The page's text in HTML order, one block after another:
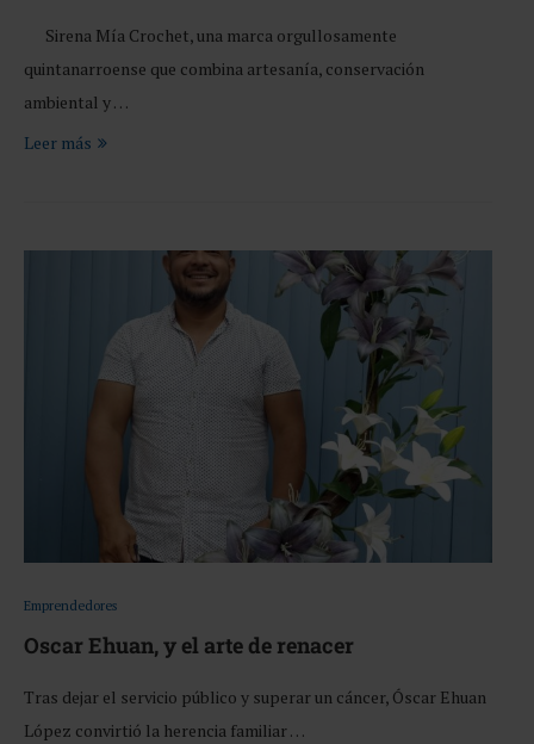
Sirena Mía Crochet, una marca orgullosamente
quintanarroense que combina artesanía, conservación
ambiental y …
Leer más
Emprendedores
Oscar Ehuan, y el arte de renacer
Tras dejar el servicio público y superar un cáncer, Óscar Ehuan
López convirtió la herencia familiar …